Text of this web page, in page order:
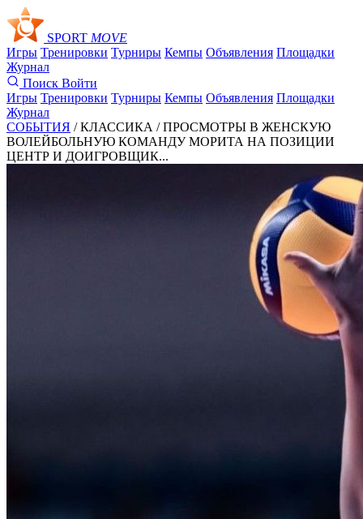
SPORT MOVE
Игры Тренировки Турниры Кемпы Объявления Площадки
Журнал
Поиск Войти
Игры Тренировки Турниры Кемпы Объявления Площадки
Журнал
СОБЫТИЯ / КЛАССИКА /ПРОСМОТРЫ В ЖЕНСКУЮ
ВОЛЕЙБОЛЬНУЮ КОМАНДУ МОРИТА НА ПОЗИЦИИ
ЦЕНТР И ДОИГРОВЩИК...